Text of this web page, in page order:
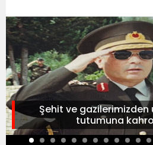
Şehit ve gazilerimizden
tutumuna